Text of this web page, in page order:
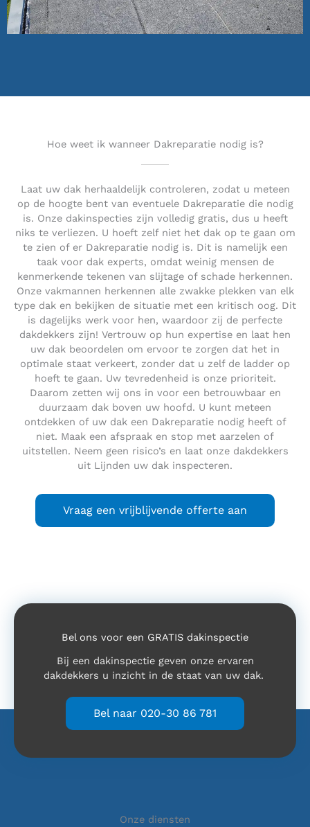
Hoe weet ik wanneer Dakreparatie nodig is?
Laat uw dak herhaaldelijk controleren, zodat u meteen
op de hoogte bent van eventuele Dakreparatie die nodig
is. Onze dakinspecties zijn volledig gratis, dus u heeft
niks te verliezen. U hoeft zelf niet het dak op te gaan om
te zien of er Dakreparatie nodig is. Dit is namelijk een
taak voor dak experts, omdat weinig mensen de
kenmerkende tekenen van slijtage of schade herkennen.
Onze vakmannen herkennen alle zwakke plekken van elk
type dak en bekijken de situatie met een kritisch oog. Dit
is dagelijks werk voor hen, waardoor zij de perfecte
dakdekkers zijn! Vertrouw op hun expertise en laat hen
uw dak beoordelen om ervoor te zorgen dat het in
optimale staat verkeert, zonder dat u zelf de ladder op
hoeft te gaan. Uw tevredenheid is onze prioriteit.
Daarom zetten wij ons in voor een betrouwbaar en
duurzaam dak boven uw hoofd. U kunt meteen
ontdekken of uw dak een Dakreparatie nodig heeft of
niet. Maak een afspraak en stop met aarzelen of
uitstellen. Neem geen risico’s en laat onze dakdekkers
uit Lijnden uw dak inspecteren.
Vraag een vrijblijvende offerte aan
Bel ons voor een GRATIS dakinspectie
Bij een dakinspectie geven onze ervaren
dakdekkers u inzicht in de staat van uw dak.
Bel naar 020-30 86 781
Onze diensten